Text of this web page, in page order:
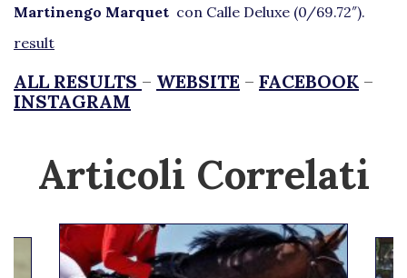
Martinengo Marquet con Calle Deluxe (0/69.72″).
result
ALL RESULTS – WEBSITE – FACEBOOK –
INSTAGRAM
Articoli Correlati